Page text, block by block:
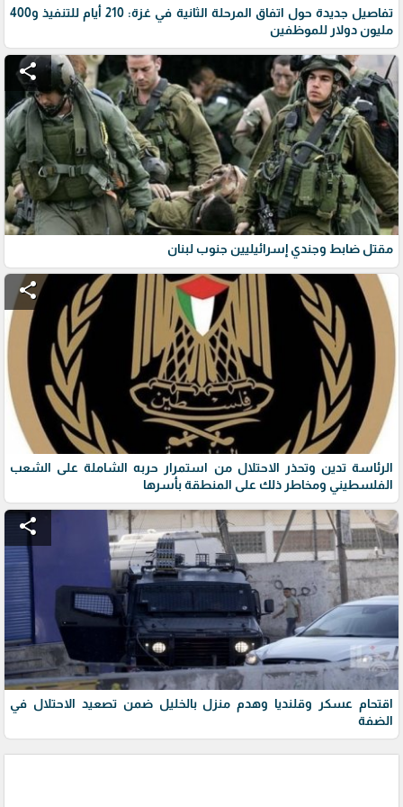
تفاصيل جديدة حول اتفاق المرحلة الثانية في غزة: 210 أيام للتنفيذ و400
مليون دولار للموظفين
share
مقتل ضابط وجندي إسرائيليين جنوب لبنان
share
الرئاسة تدين وتحذر الاحتلال من استمرار حربه الشاملة على الشعب
الفلسطيني ومخاطر ذلك على المنطقة بأسرها
share
اقتحام عسكر وقلنديا وهدم منزل بالخليل ضمن تصعيد الاحتلال في
الضفة